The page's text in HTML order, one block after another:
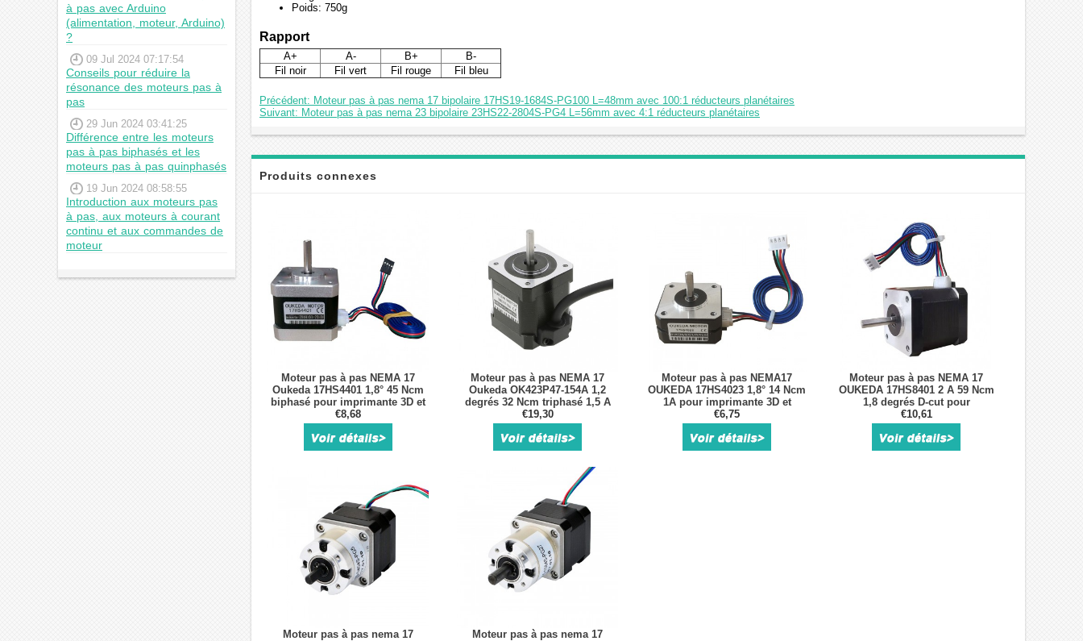
à pas avec Arduino
(alimentation, moteur, Arduino)
?
09 Jul 2024 07:17:54
Conseils pour réduire la
résonance des moteurs pas à
pas
29 Jun 2024 03:41:25
Différence entre les moteurs
pas à pas biphasés et les
moteurs pas à pas quinphasés
19 Jun 2024 08:58:55
Introduction aux moteurs pas
à pas, aux moteurs à courant
continu et aux commandes de
moteur
Poids: 750g
Rapport
A+ A- B+
B-
Fil noir
Fil vert Fil rouge Fil bleu
Précédent: Moteur pas à pas nema 17 bipolaire 17HS19-1684S-PG100 L=48mm avec 100:1 réducteurs planétaires
Suivant: Moteur pas à pas nema 23 bipolaire 23HS22-2804S-PG4 L=56mm avec 4:1 réducteurs planétaires
Produits connexes
Moteur pas à pas NEMA 17
Oukeda 17HS4401 1,8° 45 Ncm
biphasé pour imprimante 3D et
robotique
€8,68
Moteur pas à pas NEMA 17
Oukeda OK423P47-154A 1,2
degrés 32 Ncm triphasé 1,5 A
5,4 V CC D-cut
€19,30
Moteur pas à pas NEMA17
OUKEDA 17HS4023 1,8° 14 Ncm
1A pour imprimante 3D et
extrudeuse Titan
€6,75
Moteur pas à pas NEMA 17
OUKEDA 17HS8401 2 A 59 Ncm
1,8 degrés D-cut pour
imprimante 3D
€10,61
Moteur pas à pas nema 17
Moteur pas à pas nema 17